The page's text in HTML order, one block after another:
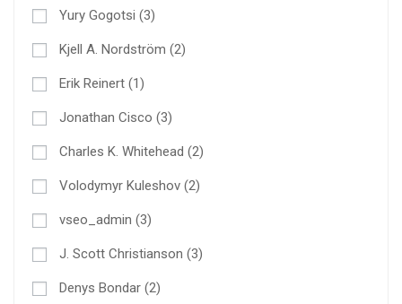
Yury Gogotsi (3)
Kjell A. Nordström (2)
Erik Reinert (1)
Jonathan Cisco (3)
Charles K. Whitehead (2)
Volodymyr Kuleshov (2)
vseo_admin (3)
J. Scott Christianson (3)
Denys Bondar (2)